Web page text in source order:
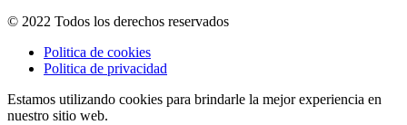
© 2022 Todos los derechos reservados
Politica de cookies
Politica de privacidad
Estamos utilizando cookies para brindarle la mejor experiencia en
nuestro sitio web.